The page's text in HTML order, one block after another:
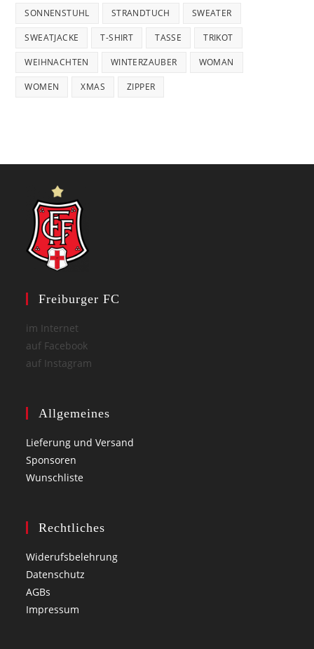
SONNENSTUHL STRANDTUCH SWEATER
SWEATJACKE T-SHIRT TASSE TRIKOT
WEIHNACHTEN WINTERZAUBER WOMAN
WOMEN XMAS ZIPPER
Freiburger FC
im Internet
auf Facebook
auf Instagram
Allgemeines
Lieferung und Versand
Sponsoren
Wunschliste
Rechtliches
Widerufsbelehrung
Datenschutz
AGBs
Impressum